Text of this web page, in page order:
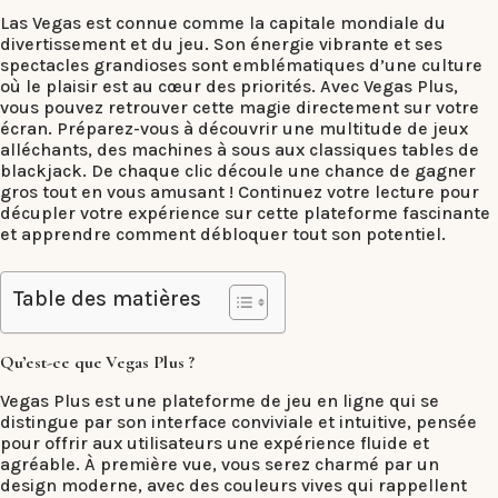
Las Vegas est connue comme la capitale mondiale du
divertissement et du jeu. Son énergie vibrante et ses
spectacles grandioses sont emblématiques d’une culture
où le plaisir est au cœur des priorités. Avec Vegas Plus,
vous pouvez retrouver cette magie directement sur votre
écran. Préparez-vous à découvrir une multitude de jeux
alléchants, des machines à sous aux classiques tables de
blackjack. De chaque clic découle une chance de gagner
gros tout en vous amusant ! Continuez votre lecture pour
décupler votre expérience sur cette plateforme fascinante
et apprendre comment débloquer tout son potentiel.
Table des matières
Qu’est-ce que Vegas Plus ?
Vegas Plus est une plateforme de jeu en ligne qui se
distingue par son interface conviviale et intuitive, pensée
pour offrir aux utilisateurs une expérience fluide et
agréable. À première vue, vous serez charmé par un
design moderne, avec des couleurs vives qui rappellent